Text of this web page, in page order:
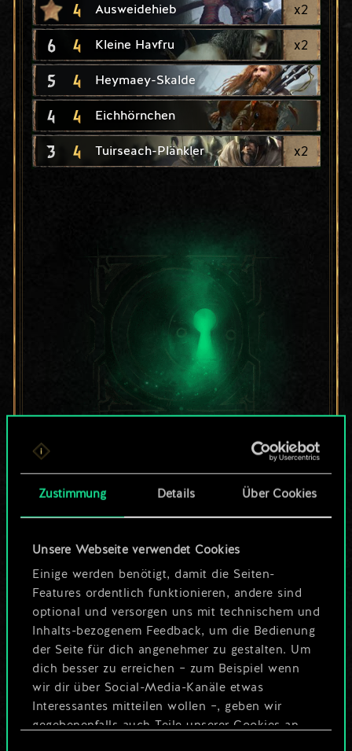
Zustimmung Details Über Cookies
Unsere Webseite verwendet Cookies
Einige werden benötigt, damit die Seiten-
Features ordentlich funktionieren, andere sind
optional und versorgen uns mit technischem und
Inhalts-bezogenem Feedback, um die Bedienung
der Seite für dich angenehmer zu gestalten. Um
dich besser zu erreichen – zum Beispiel wenn
wir dir über Social-Media-Kanäle etwas
Interessantes mitteilen wollen –, geben wir
gegebenenfalls auch Teile unserer Cookies an
4 Ausweidehieb x2
6 4 Kleine Havfru x2
5 4 Heymaey-Skalde
4 4 Eichhörnchen
3 4 Tuirseach-Plänkler x2
Bis jetzt ist dies nur
ein geteilter Satz
Wo es doch so viel
mehr sein kann!
Deck benennen und Leitfaden
Deck bearbeiten